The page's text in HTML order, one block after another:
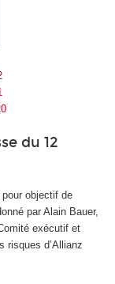
du 12
objectif de
par Alain Bauer,
exécutif et
risques d’Allianz